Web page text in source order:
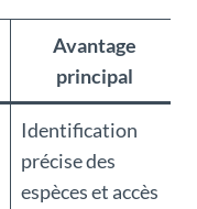
Avantage
principal
Identification
précise des
espèces et accès